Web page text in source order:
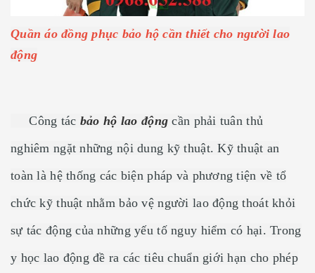
Quần áo đồng phục bảo hộ cần thiết cho người lao
động
Công tác bảo hộ lao động cần phải tuân thủ
nghiêm ngặt những nội dung kỹ thuật. Kỹ thuật an
toàn là hệ thống các biện pháp và phương tiện về tổ
chức kỹ thuật nhằm bảo vệ người lao động thoát khỏi
sự tác động của những yếu tố nguy hiểm có hại. Trong
y học lao động đề ra các tiêu chuẩn giới hạn cho phép